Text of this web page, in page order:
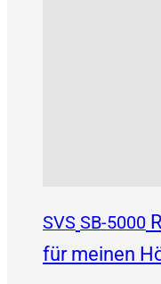
SVS SB-5000
für meinen